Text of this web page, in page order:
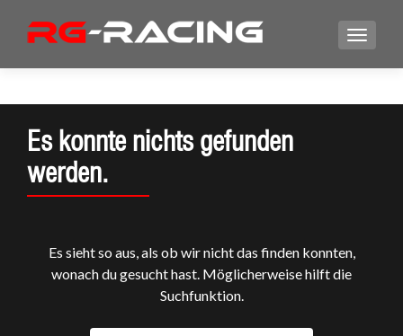
Es konnte nichts gefunden
werden.
Es sieht so aus, als ob wir nicht das finden konnten,
wonach du gesucht hast. Möglicherweise hilft die
Suchfunktion.